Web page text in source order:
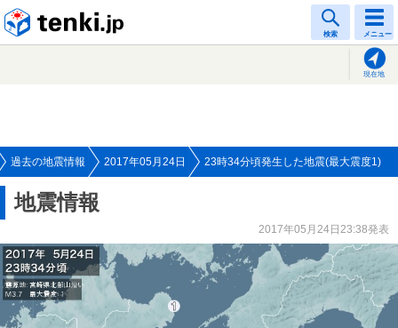
検索 メニュー
現在地
過去の地震情報 2017年05月24日 23時34分頃発生した地震(最大震度1)
地震情報
2017年05月24日23:38発表